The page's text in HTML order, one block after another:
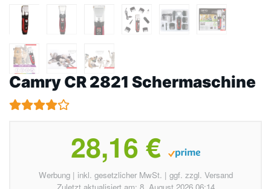
Camry CR 2821 Schermaschine
28,16 €
Werbung | inkl. gesetzlicher MwSt. | ggf. zzgl. Versand